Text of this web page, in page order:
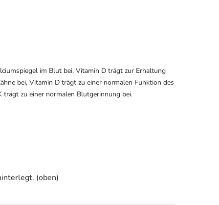
im Blut bei, Vitamin D trägt zur Erhaltung
bei, Vitamin D trägt zu einer normalen Funktion des
zu einer normalen Blutgerinnung bei.
(oben)